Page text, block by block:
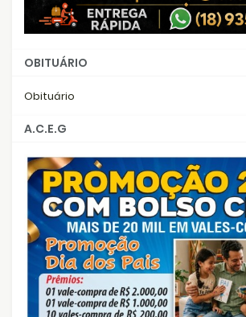
OBITUÁRIO
Obituário
A.C.E.G